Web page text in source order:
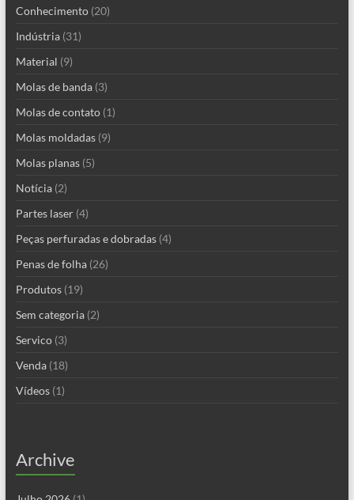
Conhecimento(20)
Indústria(31)
Material (9)
Molas de banda(3)
Molas de contato(1)
Molas moldadas(9)
Molas planas(5)
Notícia(2)
Partes laser(4)
Peças perfuradas e dobradas(4)
Penas de folha(26)
Produtos(19)
Sem categoria(2)
Servico(3)
Venda(18)
Vídeos(1)
Archive